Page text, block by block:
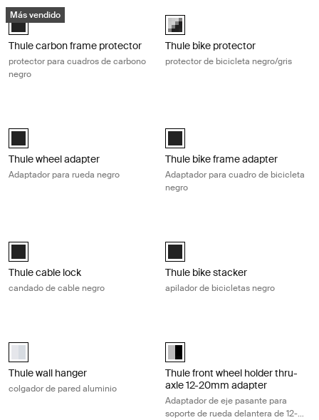
Thule carbon frame protector protector para cuadros de carbono
Más vendido
Thule carbon frame protector Negro (selected)
Thule carbon frame protector
protector para cuadros de carbono
negro
black/gray (selected)
Thule bike protector
protector de bicicleta negro/gris
Black (selected)
Thule wheel adapter
Adaptador para rueda negro
Black (selected)
Thule bike frame adapter
Adaptador para cuadro de bicicleta
negro
Thule cable lock Negro (selected)
Thule cable lock
candado de cable negro
Thule bike stacker Negro
Thule bike stacker
apilador de bicicletas negro
aluminium (selected)
Thule wall hanger
colgador de pared aluminio
Thule front wheel holder thru-
Thule front wheel holder thru-
axle 12-20mm adapter
Adaptador de eje pasante para
soporte de rueda delantera de 12-